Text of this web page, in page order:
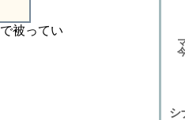
で被ってい
シ